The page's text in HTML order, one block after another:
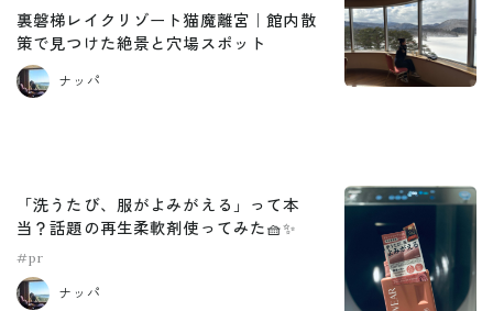
裏磐梯レイクリゾート猫魔離宮｜館内散
策で見つけた絶景と穴場スポット
ナッパ
「洗うたび、服がよみがえる」って本
当？話題の再生柔軟剤使ってみた🧺✨
#pr
ナッパ